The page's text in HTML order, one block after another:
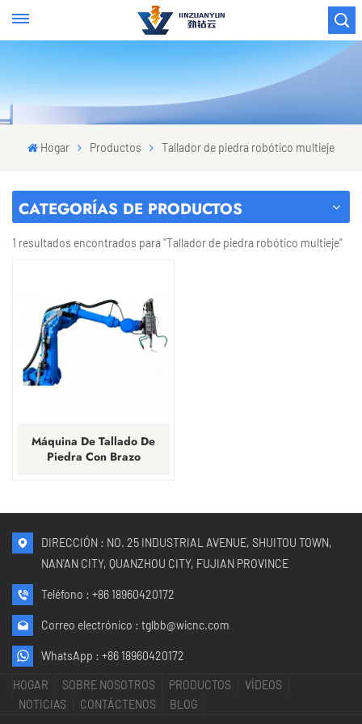
Hogar Productos Tallador de piedra robótico multieje
CATEGORÍAS DE PRODUCTOS
1 resultados encontrados para "Tallador de piedra robótico multieje"
Máquina De Tallado De
Piedra Con Brazo
DIRECCIÓN : NO. 25 INDUSTRIAL AVENUE, SHUITOU TOWN,
NAN'AN CITY, QUANZHOU CITY, FUJIAN PROVINCE
Teléfono : +86 18960420172
Correo electrónico : tglbb@wicnc.com
WhatsApp : +86 18960420172
HOGAR SOBRE NOSOTROS PRODUCTOS
VÍDEOS
NOTICIAS
CONTÁCTENOS BLOG